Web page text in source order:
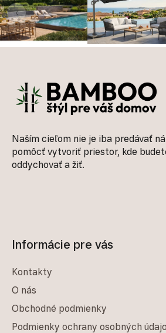
‹
Naším cieľom nie je iba predávať
pomôcť vytvoriť priestor, kde
oddychovať a žiť.
Informácie pre vás
Kontakty
O nás
Obchodné podmienky
Podmienky ochrany osobných